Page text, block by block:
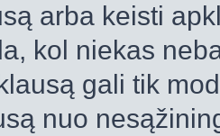
arba keisti
kol niekas
gali tik
nuo